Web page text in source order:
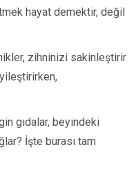
hayat demektir, değil
zihninizi sakinleştirir
gıdalar, beyindeki
İşte burası tam